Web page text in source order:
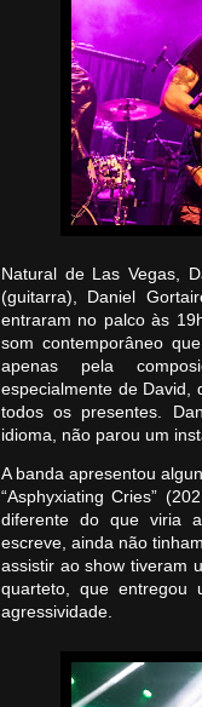
Natural de Las Vegas,
(guitarra), Daniel
entraram no palco às
som contemporâneo
apenas pela
especialmente de David,
todos os presentes.
idioma, não parou um
A banda apresentou
“Asphyxiating Cries”
diferente do que viria
escreve, ainda não
assistir ao show tiveram
quarteto, que entregou
agressividade.